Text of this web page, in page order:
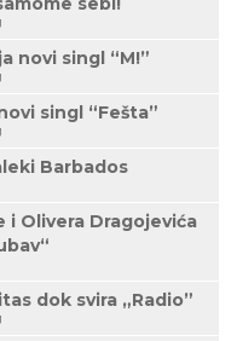
novi singl “M!”
singl “Fešta”
Barbados
i Olivera Dragojevića
dok svira „Radio”